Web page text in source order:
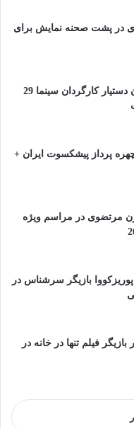
در پشت صحنه نمایش برای
درگذشت رضا امینیان دستیار کارگردان سینما 29
پرداز پیشکسوت ایران +
مرتضوی در مراسم ویژه
پوریزکووا بازیگر سرشناس در
فیلم تنها در خانه در